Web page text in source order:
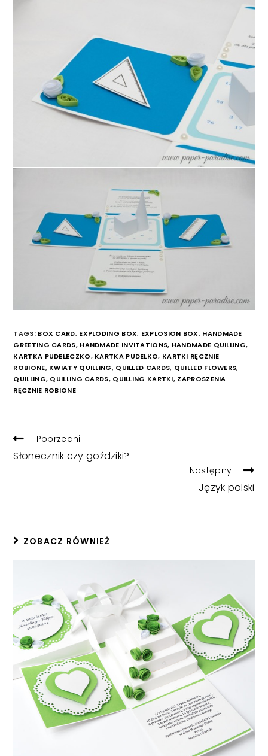
TAGS: BOX CARD, EXPLODING BOX, EXPLOSION BOX, HANDMADE
GREETING CARDS, HANDMADE INVITATIONS, HANDMADE QUILLING,
KARTKA PUDEŁECZKO, KARTKA PUDEŁKO, KARTKI RĘCZNIE
ROBIONE, KWIATY QUILLING, QUILLED CARDS, QUILLED FLOWERS,
QUILLING, QUILLING CARDS, QUILLING KARTKI, ZAPROSZENIA
RĘCZNIE ROBIONE
READ
MORE
ARTICLES
Poprzedni
Słonecznik czy goździki?
Następny
Język polski
ZOBACZ RÓWNIEŻ